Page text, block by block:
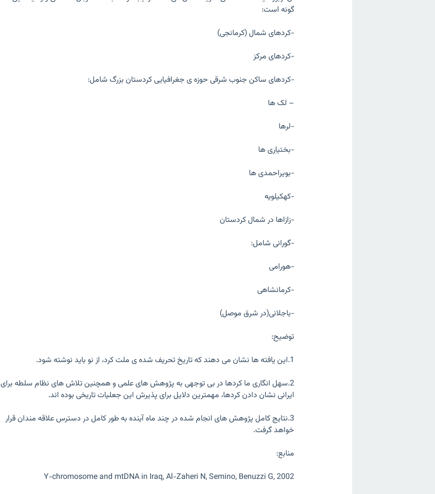
گونه است:
-کردهای شمال (کرمانجی)
-کردهای مرکز
-کردهای ساکن جنوب شرقی حوزه ی جغرافیایی کردستان بزرگ شامل:
– لک ها
-لرها
-بختیاری ها
-بویراحمدی ها
-کهکیلویه
-زازاها در شمال کردستان
-گورانی شامل:
-هورامی
-کرمانشاهی
-باجلانی(در شرق موصل)
توضیح:
1.این یافته ها نشان می دهند که تاریخ تحریف شده ی ملت کرد، از نو باید نوشته شود.
2.سهل انگاری ما کردها در بی توجهی به پژوهش های علمی و همچنین تلاش های نظام سلطه برای
ایرانی نشان دادن کردها، مهمترین دلایل برای پذیرش این جعلیات تاریخی بوده اند.
3.نتایج کامل پژوهش های انجام شده در چند ماه آینده به طور کامل در دسترس علاقه مندان قرار
خواهد گرفت.
منابع:
Y-chromosome and mtDNA in Iraq, Al-Zaheri N, Semino, Benuzzi G, 2002